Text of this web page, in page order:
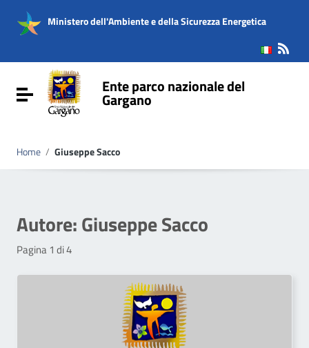
Vai al menu di navigazione
Vai al footer
Ministero dell'Ambiente e della Sicurezza Energetica
Attiva / disattiva la navigazioneEnte parco nazionale del
Gargano
Home / Giuseppe Sacco
Autore:Giuseppe Sacco
Pagina 1 di 4